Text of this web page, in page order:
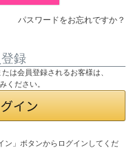
パスワードをお忘れですか？
録
は会員登録されるお客様は、
ください。
ン」ボタンからログインしてくだ